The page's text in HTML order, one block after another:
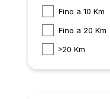
Fino a 10 Km
Fino a 20 Km
20 Km